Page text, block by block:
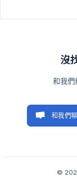
沒
和我們
和我們
©